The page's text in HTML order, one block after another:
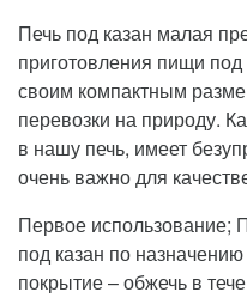
Печь под казан малая
приготовления пищи
своим компактным
перевозки на природу.
в нашу печь, имеет
очень важно для
Первое использование;
под казан по
покрытие – обжечь в